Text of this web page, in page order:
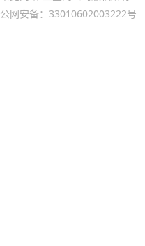
公网安备：33010602003222号